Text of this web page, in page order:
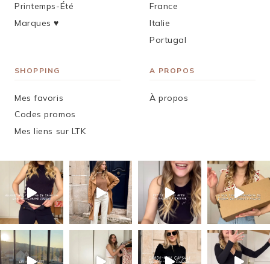
Printemps-Été
Marques ♥︎
France
Italie
Portugal
SHOPPING
Mes favoris
Codes promos
Mes liens sur LTK
A PROPOS
À propos